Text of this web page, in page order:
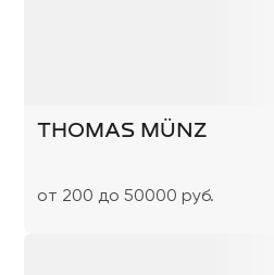
THOMAS MÜNZ
от 200 до 50000 руб.